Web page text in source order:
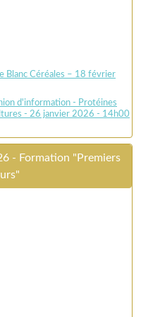
Blanc Céréales – 18 février
d'information - Protéines
- 26 janvier 2026 - 14h00
- Formation "Premiers